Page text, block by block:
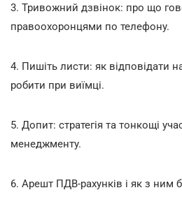
3. Тривожний дзвінок: про що
правоохоронцями по телефону.
4. Пишіть листи: як відповідати
робити при виїмці.
5. Допит: стратегія та тонкощі
менеджменту.
6. Арешт ПДВ-рахунків і як з ним